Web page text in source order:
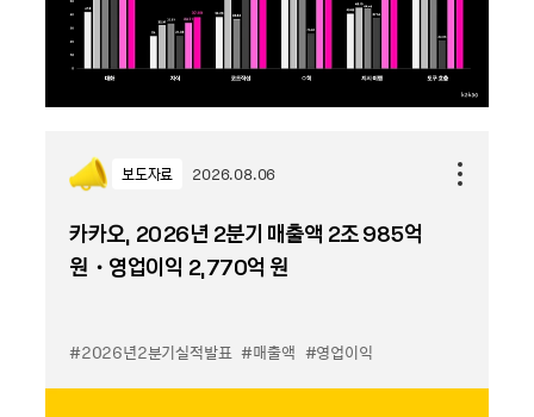
보도자료 2026.08.06
카카오, 2026년 2분기 매출액 2조 985억
원・영업이익 2,770억 원
#2026년2분기실적발표 #매출액 #영업이익